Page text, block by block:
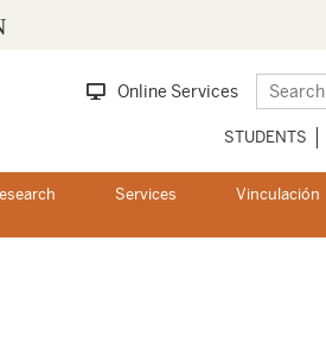
Online Services
STUDENTS
Services Vinculación